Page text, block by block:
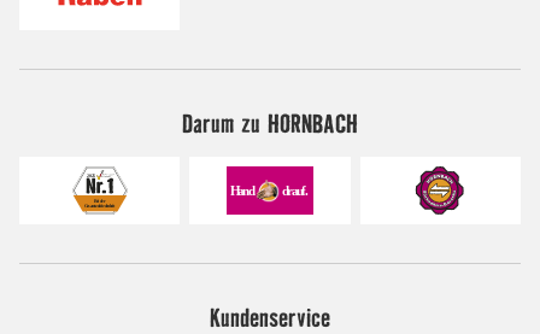
Darum zu HORNBACH
Kundenservice